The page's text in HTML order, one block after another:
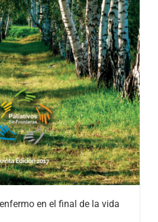
en el final de la vida